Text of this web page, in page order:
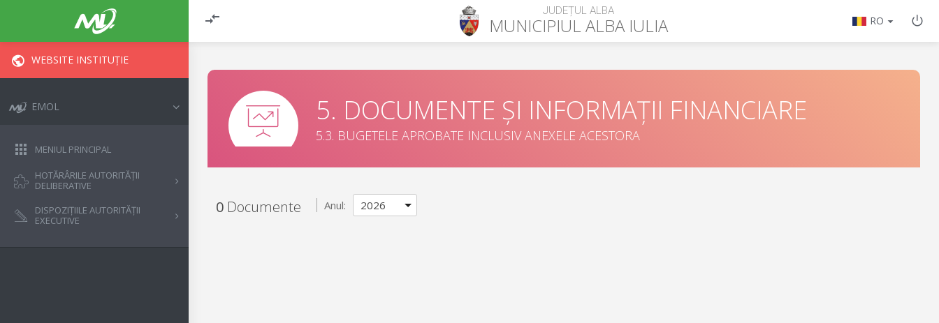
JUDEȚUL ALBA
MUNICIPIULALBA IULIA RO
WEBSITE INSTITUȚIE
EMOL
MENIUL PRINCIPAL
HOTĂRÂRILE AUTORITĂȚII
DELIBERATIVE
DISPOZIȚIILE AUTORITĂȚII
EXECUTIVE
5. DOCUMENTE ȘI INFORMAȚII FINANCIARE
5.3. BUGETELE APROBATE INCLUSIV ANEXELE ACESTORA
0 Documente Anul: